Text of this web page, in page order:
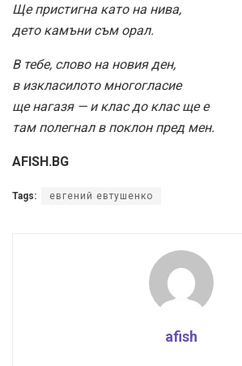
Ще пристигна като на нива,
дето камъни съм орал.
В тебе, слово на новия ден,
в изкласилото многогласие
ще нагазя — и клас до клас ще е
там полегнал в поклон пред мен.
AFISH.BG
Tags: евгений евтушенко
afish